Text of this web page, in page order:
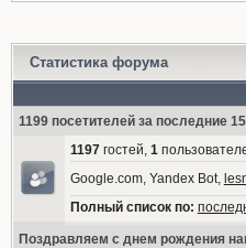
Статистика форума
1199 посетителей за последние
1197гостей, 1
Google.com, Yandex Bot,
Полный список по:
Поздравляем с днем рождения